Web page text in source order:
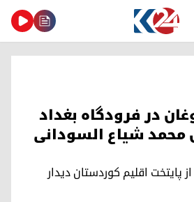
در فرودگاه بغداد
محمد شیاع السودانی
پایتخت اقلیم کوردستان دیدار